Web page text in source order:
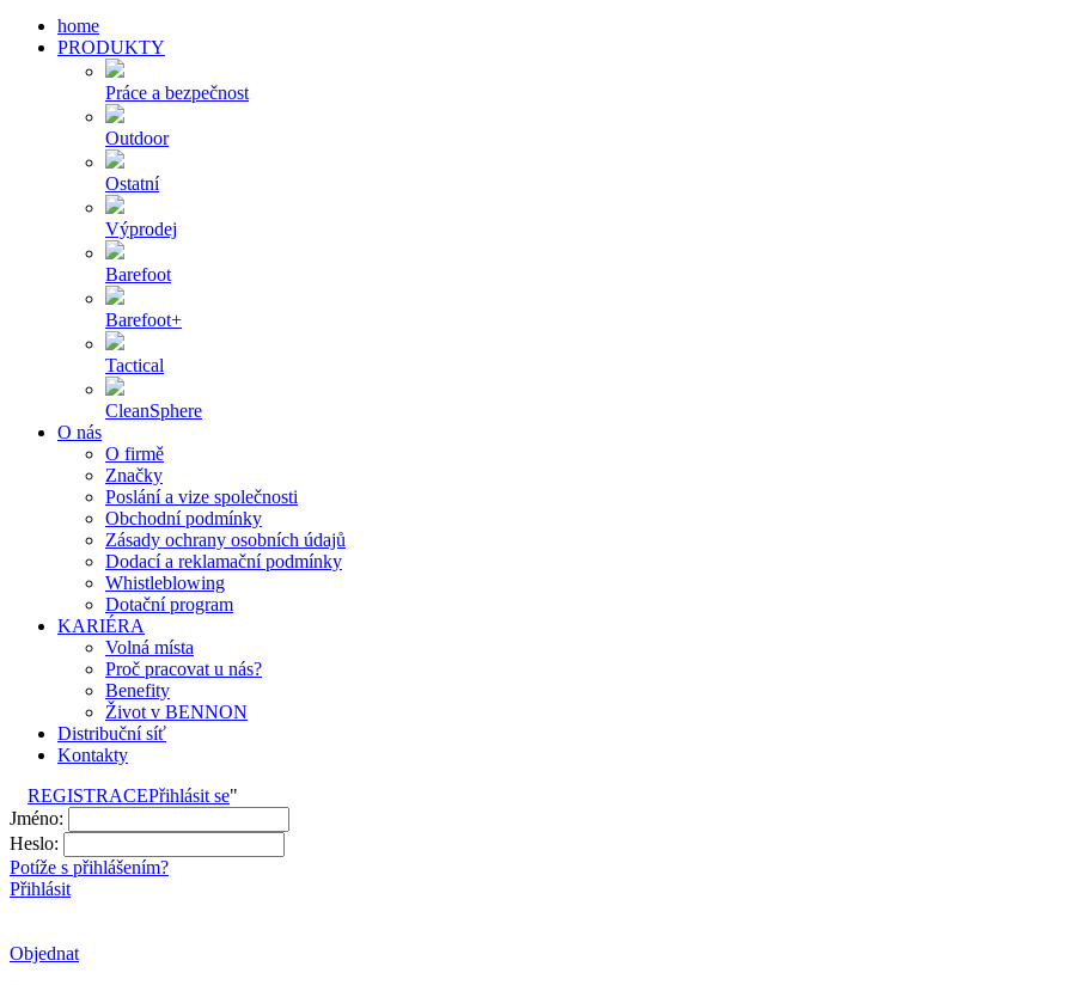
home
PRODUKTY
Práce a bezpečnost
Outdoor
Ostatní
Výprodej
Barefoot
Barefoot+
Tactical
CleanSphere
O nás
O firmě
Značky
Poslání a vize společnosti
Obchodní podmínky
Zásady ochrany osobních údajů
Dodací a reklamační podmínky
Whistleblowing
Dotační program
KARIÉRA
Volná místa
Proč pracovat u nás?
Benefity
Život v BENNON
Distribuční síť
Kontakty
REGISTRACEPřihlásit se"
Jméno:
Heslo:
Potíže s přihlášením?
Přihlásit
Objednat